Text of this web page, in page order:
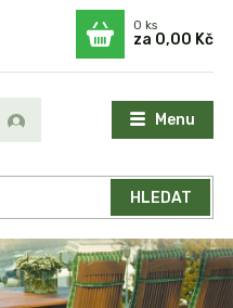
Menu
HLEDAT
0ks
za 0,00 Kč